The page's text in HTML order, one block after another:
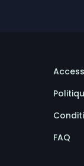
FAQ